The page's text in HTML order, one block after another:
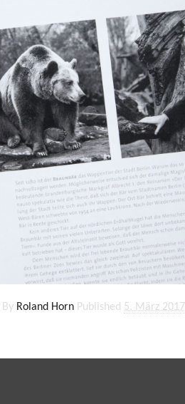
By Roland Horn Published 5. März 2017